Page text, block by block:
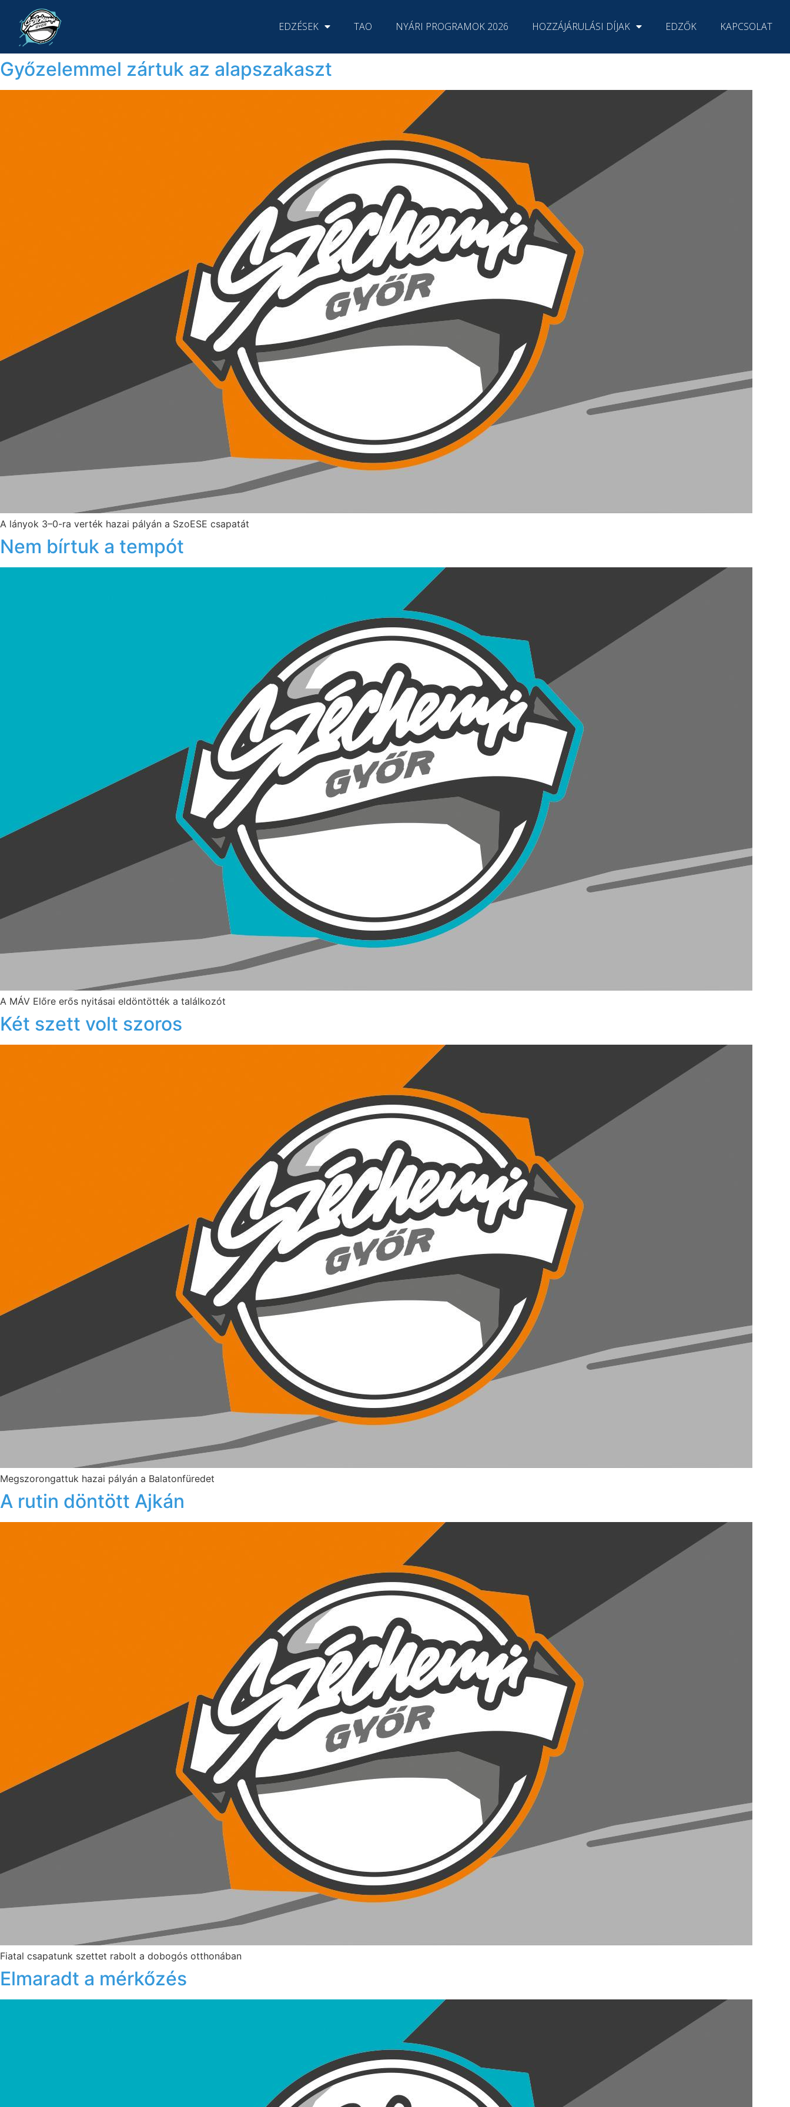
EDZÉSEK TAO NYÁRI PROGRAMOK 2026 HOZZÁJÁRULÁSI DÍJAK EDZŐK KAPCSOLAT
Győzelemmel zártuk az alapszakaszt
A lányok 3–0-ra verték hazai pályán a SzoESE csapatát
Nem bírtuk a tempót
A MÁV Előre erős nyitásai eldöntötték a találkozót
Két szett volt szoros
Megszorongattuk hazai pályán a Balatonfüredet
A rutin döntött Ajkán
Fiatal csapatunk szettet rabolt a dobogós otthonában
Elmaradt a mérkőzés